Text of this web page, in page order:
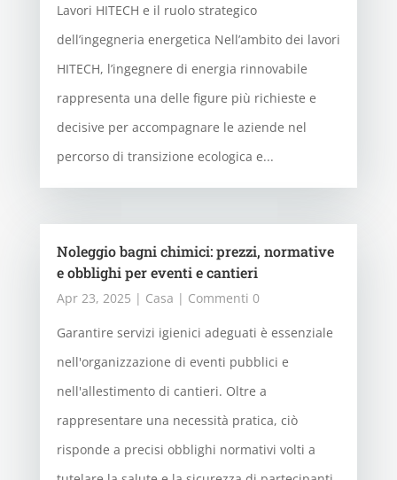
Lavori HITECH e il ruolo strategico
dell’ingegneria energetica Nell’ambito dei lavori
HITECH, l’ingegnere di energia rinnovabile
rappresenta una delle figure più richieste e
decisive per accompagnare le aziende nel
percorso di transizione ecologica e...
Noleggio bagni chimici: prezzi, normative
e obblighi per eventi e cantieri
Apr 23, 2025 | Casa | Commenti 0
Garantire servizi igienici adeguati è essenziale
nell'organizzazione di eventi pubblici e
nell'allestimento di cantieri. Oltre a
rappresentare una necessità pratica, ciò
risponde a precisi obblighi normativi volti a